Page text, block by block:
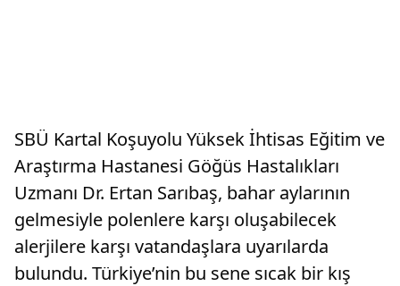
SBÜ Kartal Koşuyolu Yüksek İhtisas Eğitim ve
Araştırma Hastanesi Göğüs Hastalıkları
Uzmanı Dr. Ertan Sarıbaş, bahar aylarının
gelmesiyle polenlere karşı oluşabilecek
alerjilere karşı vatandaşlara uyarılarda
bulundu. Türkiye’nin bu sene sıcak bir kış